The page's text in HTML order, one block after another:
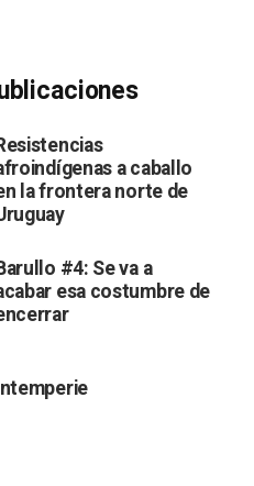
a caballo
la frontera norte de
#4: Se va a
esa costumbre de